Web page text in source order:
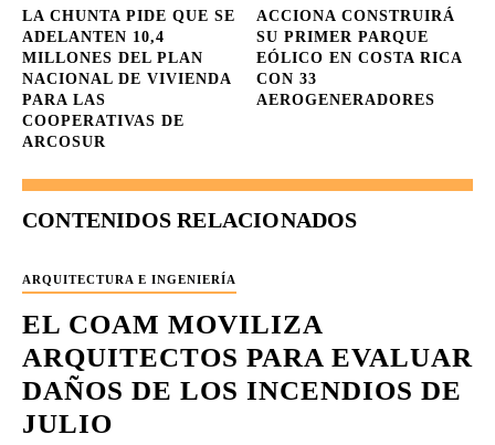
LA CHUNTA PIDE QUE SE
ADELANTEN 10,4
MILLONES DEL PLAN
NACIONAL DE VIVIENDA
PARA LAS
COOPERATIVAS DE
ARCOSUR
ACCIONA CONSTRUIRÁ
SU PRIMER PARQUE
EÓLICO EN COSTA RICA
CON 33
AEROGENERADORES
CONTENIDOS RELACIONADOS
ARQUITECTURA E INGENIERÍA
EL COAM MOVILIZA
ARQUITECTOS PARA EVALUAR
DAÑOS DE LOS INCENDIOS DE
JULIO